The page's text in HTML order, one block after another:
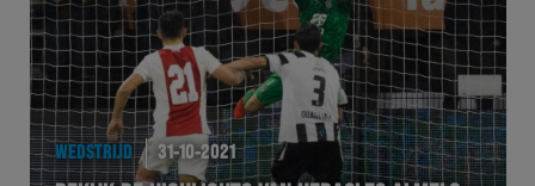
WEDSTRIJD 31-10-2021